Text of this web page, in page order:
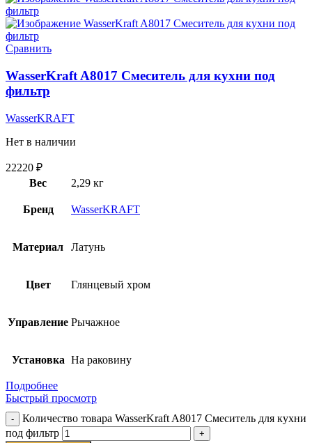
Сравнить
WasserKraft A8017 Смеситель для кухни под
фильтр
WasserKRAFT
Нет в наличии
22220 ₽
Вес
2,29 кг
Бренд WasserKRAFT
Материал Латунь
Цвет Глянцевый хром
Управление Рычажное
Установка На раковину
Подробнее
Быстрый просмотр
Количество товара WasserKraft A8017 Смеситель для кухни
под фильтр